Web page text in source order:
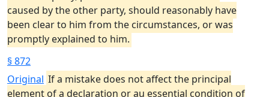
caused by the other party, should reasonably have
been clear to him from the circumstances, or was
promptly explained to him.
§ 872
Original If a mistake does not affect the principal
element of a declaration or au essential condition of